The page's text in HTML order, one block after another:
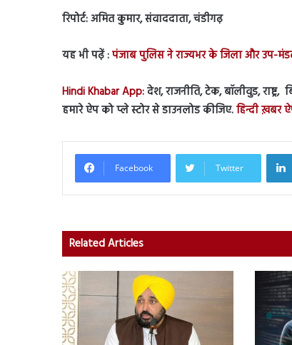
रिपोर्ट: अमित कुमार, संवाददाता, चंडीगढ़
यह भी पढ़ें :पंजाब पुलिस ने राज्यभर के जिला और उप-
Hindi Khabar App:देश, राजनीति, टेक, बॉलीवुड,
हमारे ऐप को प्ले स्टोर से डाउनलोड कीजिए.हिन्दी ख़बर
Facebook Twitter
Related Articles